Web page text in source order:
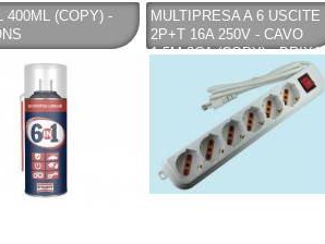
400ML (COPY) -
MULTIPRESA A 6 USCITE
2P+T 16A 250V - CAVO
1.5M 3G1 (COPY) - BRIXO